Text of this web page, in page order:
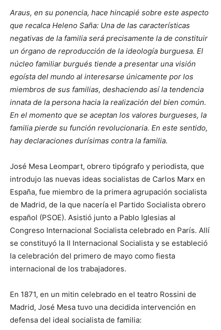
Araus, en su ponencia, hace hincapié sobre este aspecto
que recalca Heleno Saña: Una de las características
negativas de la familia será precisamente la de constituir
un órgano de reproducción de la ideología burguesa. El
núcleo familiar burgués tiende a presentar una visión
egoísta del mundo al interesarse únicamente por los
miembros de sus familias, deshaciendo así la tendencia
innata de la persona hacia la realización del bien común.
En el momento que se aceptan los valores burgueses, la
familia pierde su función revolucionaria. En este sentido,
hay declaraciones durísimas contra la familia.
José Mesa Leompart, obrero tipógrafo y periodista, que
introdujo las nuevas ideas socialistas de Carlos Marx en
España, fue miembro de la primera agrupación socialista
de Madrid, de la que nacería el Partido Socialista obrero
español (PSOE). Asistió junto a Pablo Iglesias al
Congreso Internacional Socialista celebrado en París. Allí
se constituyó la II Internacional Socialista y se estableció
la celebración del primero de mayo como fiesta
internacional de los trabajadores.
En 1871, en un mitin celebrado en el teatro Rossini de
Madrid, José Mesa tuvo una decidida intervención en
defensa del ideal socialista de familia: